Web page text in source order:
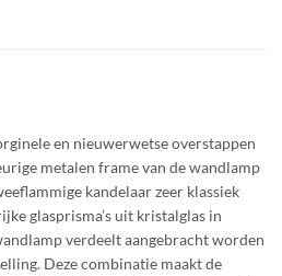
en nieuwerwetse overstappen
metalen frame van de wandlamp
kandelaar zeer klassiek
glasprisma’s uit kristalglas in
verdeelt aangebracht worden
Deze combinatie maakt de